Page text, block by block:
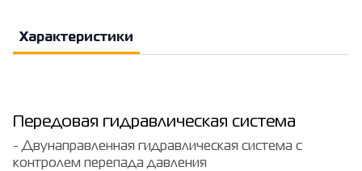
Характеристики
Передовая гидравлическая система
- Двунаправленная гидравлическая система с
контролем перепада давления